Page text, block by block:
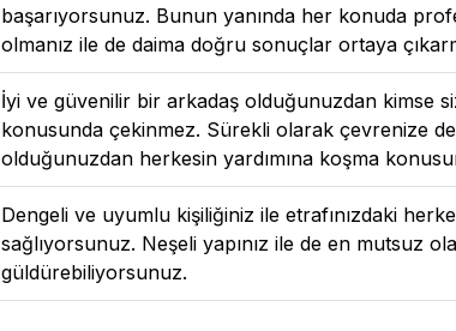
başarıyorsunuz. Bunun yanında her konuda
olmanız ile de daima doğru sonuçlar ortaya
İyi ve güvenilir bir arkadaş olduğunuzdan kimse
konusunda çekinmez. Sürekli olarak çevrenize
olduğunuzdan herkesin yardımına koşma
Dengeli ve uyumlu kişiliğiniz ile etrafınızdaki
sağlıyorsunuz. Neşeli yapınız ile de en mutsuz
güldürebiliyorsunuz.